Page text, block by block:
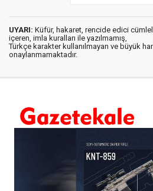
UYARI: Küfür, hakaret, rencide edici
içeren, imla kuralları ile yazılmamış,
Türkçe karakter kullanılmayan ve büyük
onaylanmamaktadır.